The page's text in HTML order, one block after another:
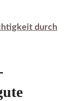
durch